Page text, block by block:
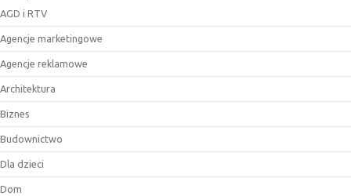
AGD i RTV
Agencje marketingowe
Agencje reklamowe
Architektura
Biznes
Budownictwo
Dla dzieci
Dom